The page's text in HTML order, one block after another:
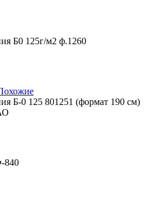
Б0 125г/м2 ф.1260
Б-0 125 801251 (формат 190 см)
840